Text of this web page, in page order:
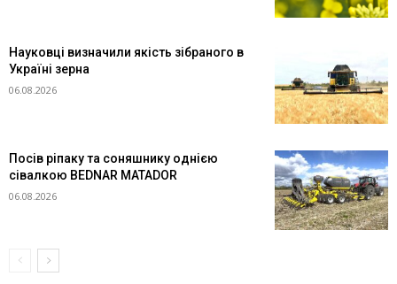
Науковці визначили якість зібраного в
Україні зерна
06.08.2026
Посів ріпаку та соняшнику однією
сівалкою BEDNAR MATADOR
06.08.2026